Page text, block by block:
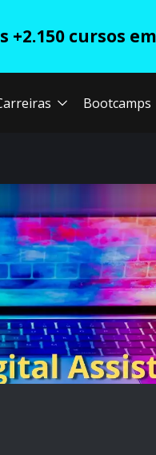
+2.150 cursos
Bootcamps